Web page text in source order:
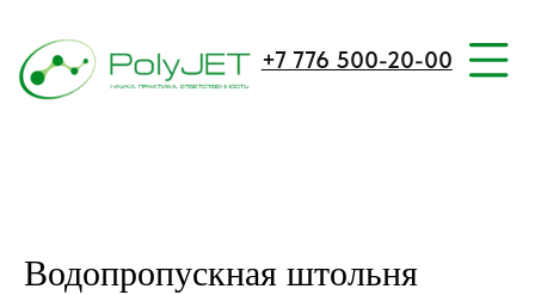
Водопропускная штольня